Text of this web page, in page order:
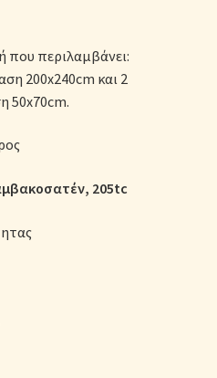
περιλαμβάνει:
200x240cm και 2
50x70cm.
205tc